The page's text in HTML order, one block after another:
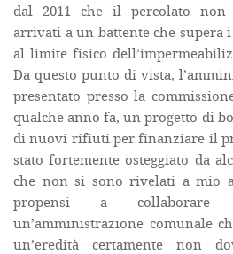
dal 2011 che il percolato non
arrivati a un battente che supera
al limite fisico
Da questo punto di vista,
presentato presso la
qualche anno fa, un progetto di
di nuovi rifiuti per finanziare il
stato fortemente osteggiato da
che non si sono rivelati a mio
propensi a collaborare
un’amministrazione comunale
un’eredità certamente non